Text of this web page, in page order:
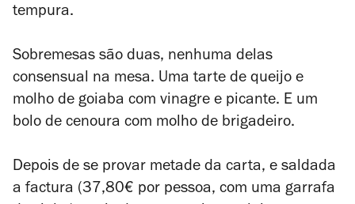
tempura.
Sobremesas são duas, nenhuma delas
consensual na mesa. Uma tarte de queijo e
molho de goiaba com vinagre e picante. E um
bolo de cenoura com molho de brigadeiro.
Depois de se provar metade da carta, e saldada
a factura (37,80€ por pessoa, com uma garrafa